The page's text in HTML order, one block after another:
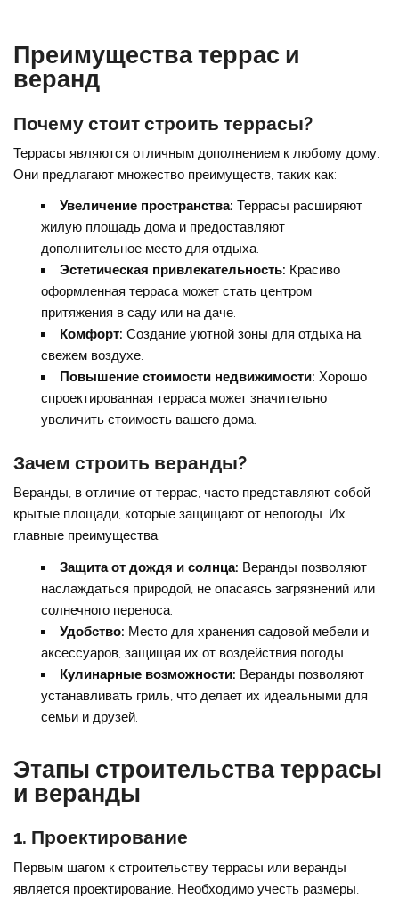
Преимущества террас и
веранд
Почему стоит строить террасы?
Террасы являются отличным дополнением к любому дому.
Они предлагают множество преимуществ, таких как:
Увеличение пространства: Террасы расширяют
жилую площадь дома и предоставляют
дополнительное место для отдыха.
Эстетическая привлекательность: Красиво
оформленная терраса может стать центром
притяжения в саду или на даче.
Комфорт: Создание уютной зоны для отдыха на
свежем воздухе.
Повышение стоимости недвижимости: Хорошо
спроектированная терраса может значительно
увеличить стоимость вашего дома.
Зачем строить веранды?
Веранды, в отличие от террас, часто представляют собой
крытые площади, которые защищают от непогоды. Их
главные преимущества:
Защита от дождя и солнца: Веранды позволяют
наслаждаться природой, не опасаясь загрязнений или
солнечного переноса.
Удобство: Место для хранения садовой мебели и
аксессуаров, защищая их от воздействия погоды.
Кулинарные возможности: Веранды позволяют
устанавливать гриль, что делает их идеальными для
семьи и друзей.
Этапы строительства террасы
и веранды
1. Проектирование
Первым шагом к строительству террасы или веранды
является проектирование. Необходимо учесть размеры,